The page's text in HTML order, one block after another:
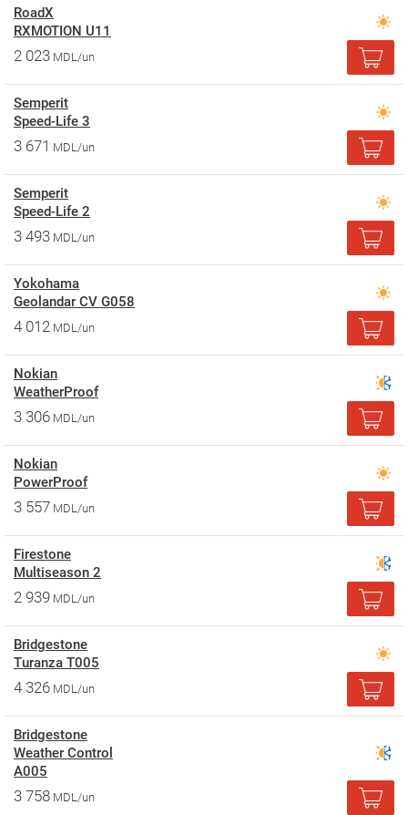
RoadX
RXMOTION U11
2 023 MDL/un
Semperit
Speed-Life 3
3 671 MDL/un
Semperit
Speed-Life 2
3 493 MDL/un
Yokohama
Geolandar CV G058
4 012 MDL/un
Nokian
WeatherProof
3 306 MDL/un
Nokian
PowerProof
3 557 MDL/un
Firestone
Multiseason 2
2 939 MDL/un
Bridgestone
Turanza T005
4 326 MDL/un
Bridgestone
Weather Control
A005
3 758 MDL/un